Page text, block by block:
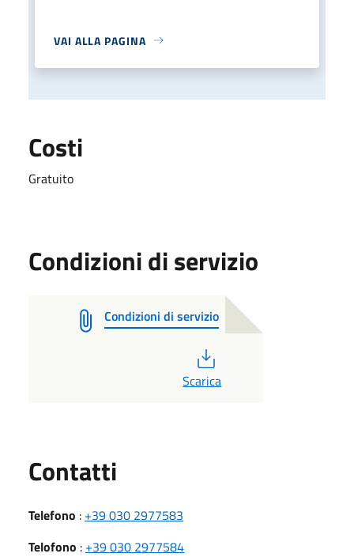
VAI ALLA PAGINA
Costi
Gratuito
Condizioni di servizio
Condizioni di servizio
Scarica
Contatti
Telefono : +39 030 2977583
Telofono : +39 030 2977584